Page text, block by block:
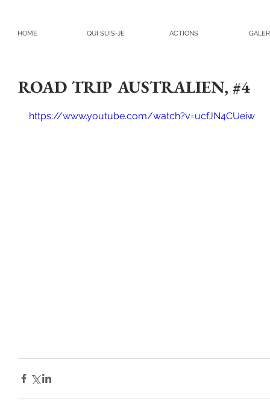
HOME QUI SUIS-JE ACTIONS
ROAD TRIP AUSTRALIEN, #4
https://www.youtube.com/watch?v=ucfJN4CUeiw